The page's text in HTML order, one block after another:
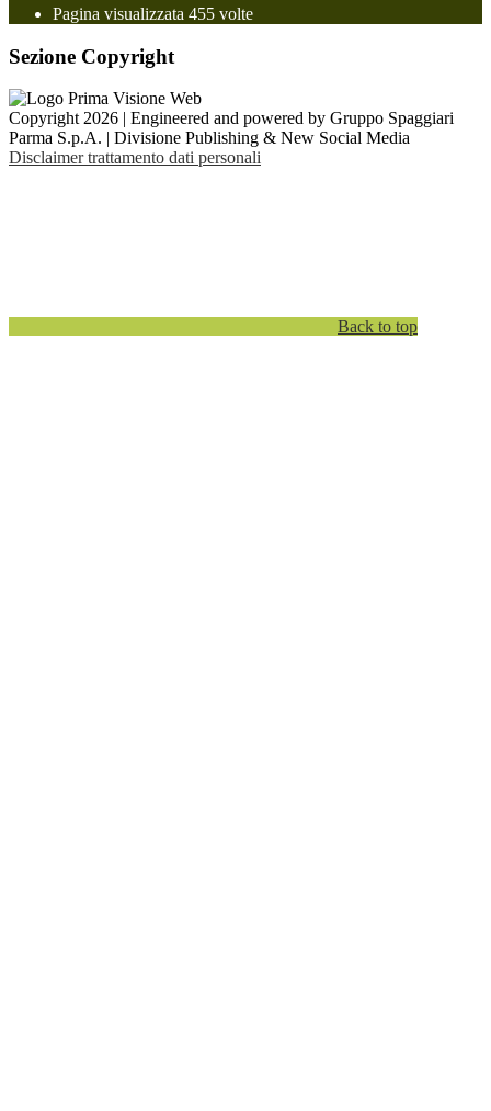
Pagina visualizzata 455 volte
Sezione Copyright
Copyright 2026 | Engineered and powered by Gruppo Spaggiari
Parma S.p.A. | Divisione Publishing & New Social Media
Disclaimer trattamento dati personali
Back to top